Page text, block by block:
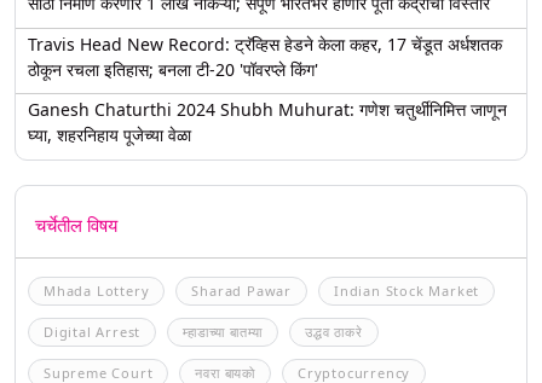
Travis Head New Record: ट्रॅव्हिस हेडने केला कहर, 17 चेंडूत अर्धशतक
ठोकून रचला इतिहास; बनला टी-20 'पॉवरप्ले किंग'
Ganesh Chaturthi 2024 Shubh Muhurat: गणेश चतुर्थीनिमित्त जाणून
घ्या, शहरनिहाय पूजेच्या वेळा
चर्चेतील विषय
Mhada Lottery Sharad Pawar Indian Stock Market
Digital Arrest म्हाडाच्या बातम्या उद्धव ठाकरे
Supreme Court नवरा बायको Cryptocurrency